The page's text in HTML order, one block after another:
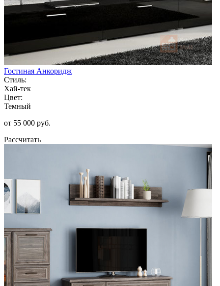
Гостиная Анкоридж
Стиль:
Хай-тек
Цвет:
Темный
от 55 000 руб.
Рассчитать